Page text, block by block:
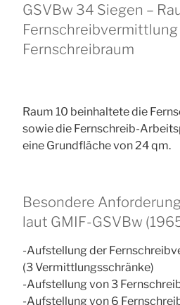
GSVBw 34 Siegen –
Fernschreibvermittlung
Fernschreibraum
Raum 10 beinhaltete die
sowie die Fernschreib-
eine Grundfläche von 24 qm.
Besondere
laut GMIF-GSVBw
-Aufstellung der
(3 Vermittlungsschränke)
-Aufstellung von 3
-Aufstellung von 6